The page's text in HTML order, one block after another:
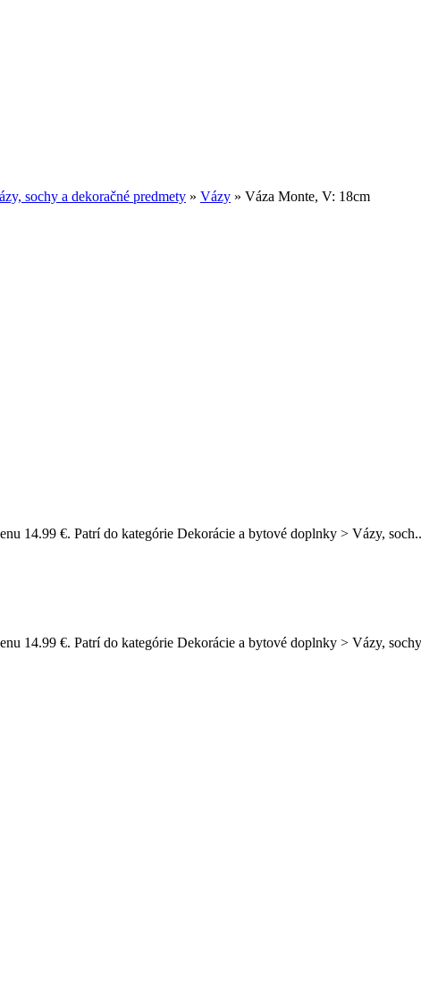
sochy a dekoračné predmety » Vázy » Váza Monte, V: 18cm
14.99 €. Patrí do kategórie Dekorácie a bytové doplnky > Vázy,
14.99 €. Patrí do kategórie Dekorácie a bytové doplnky > Vázy,